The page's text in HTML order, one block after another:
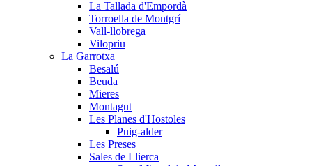
La Tallada d'Empordà
Torroella de Montgrí
Vall-llobrega
Vilopriu
La Garrotxa
Besalú
Beuda
Mieres
Montagut
Les Planes d'Hostoles
Puig-alder
Les Preses
Sales de Llierca